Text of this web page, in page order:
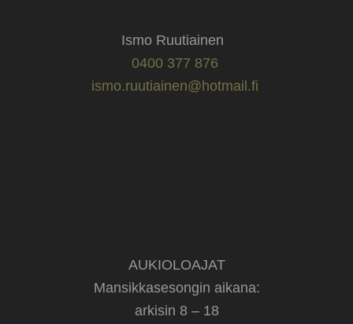
Ismo Ruutiainen
0400 377 876
ismo.ruutiainen@hotmail.fi
AUKIOLOAJAT
Mansikkasesongin aikana:
arkisin 8 – 18